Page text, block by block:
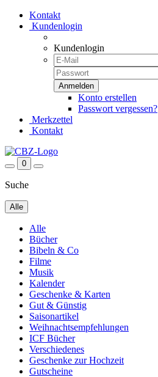
Kontakt
Kundenlogin
Kundenlogin
Konto erstellen
Passwort vergessen?
Merkzettel
Kontakt
0
Suche
Alle
Alle
Bücher
Bibeln & Co
Filme
Musik
Kalender
Geschenke & Karten
Gut & Günstig
Saisonartikel
Weihnachtsempfehlungen
ICF Bücher
Verschiedenes
Geschenke zur Hochzeit
Gutscheine